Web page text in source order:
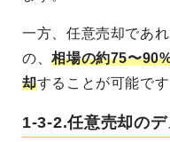
一方、任意売却であ
の、相場の約75〜
却することが可能です
1-3-2.任意売却のデ